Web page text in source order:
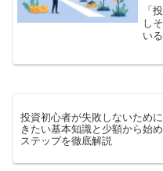
「
し
い
投資初心者が失敗しないため
きたい基本知識と少額から始
ステップを徹底解説